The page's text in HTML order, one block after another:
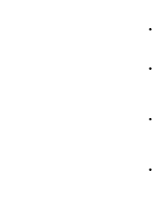
·
·
·
·